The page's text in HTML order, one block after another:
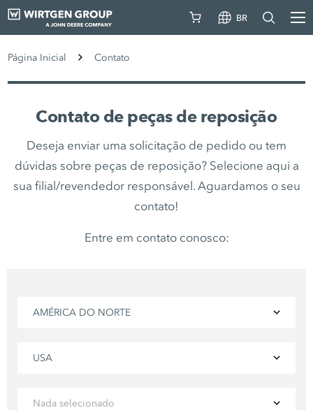
BR
Página Inicial Contato
Contato de peças de reposição
Deseja enviar uma solicitação de pedido ou tem
dúvidas sobre peças de reposição? Selecione aqui a
sua filial/revendedor responsável. Aguardamos o seu
contato!
Entre em contato conosco:
AMÉRICA DO NORTE
USA
Nada selecionado